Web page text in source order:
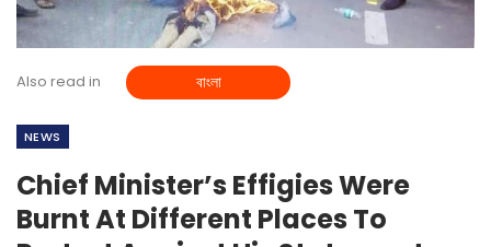
Also read in বাংলা
NEWS
Chief Minister’s Effigies Were
Burnt At Different Places To